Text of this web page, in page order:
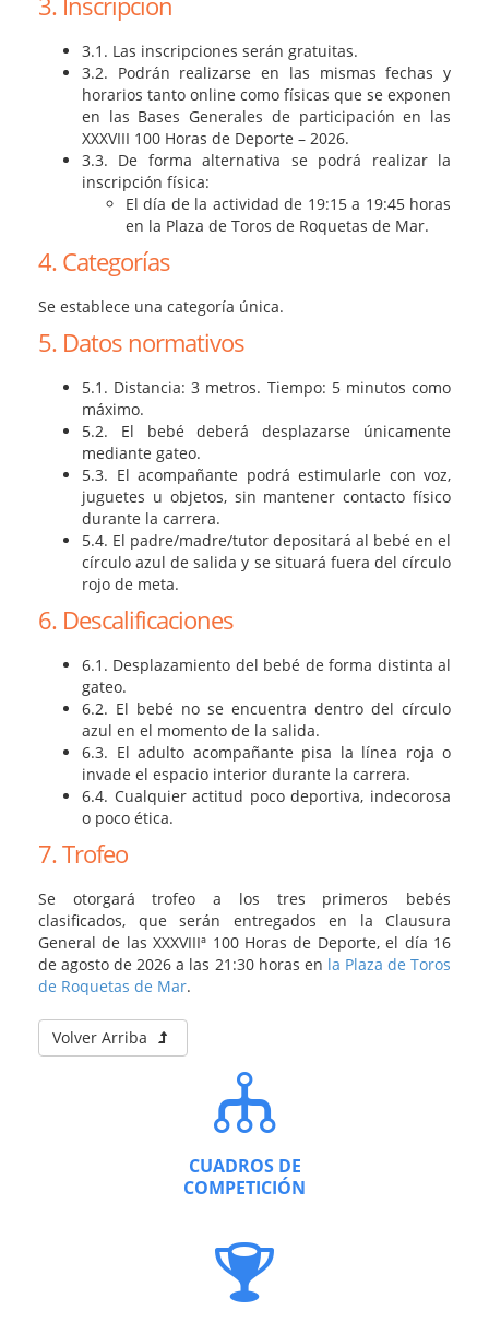
3.1. Las inscripciones serán gratuitas.
3.2. Podrán realizarse en las mismas fechas y
horarios tanto online como físicas que se exponen
en las Bases Generales de participación en las
XXXVIII 100 Horas de Deporte – 2026.
3.3. De forma alternativa se podrá realizar la
inscripción física:
El día de la actividad de 19:15 a 19:45 horas
en la Plaza de Toros de Roquetas de Mar.
4. Categorías
Se establece una categoría única.
5. Datos normativos
5.1. Distancia: 3 metros. Tiempo: 5 minutos como
máximo.
5.2. El bebé deberá desplazarse únicamente
mediante gateo.
5.3. El acompañante podrá estimularle con voz,
juguetes u objetos, sin mantener contacto físico
durante la carrera.
5.4. El padre/madre/tutor depositará al bebé en el
círculo azul de salida y se situará fuera del círculo
rojo de meta.
6. Descalificaciones
6.1. Desplazamiento del bebé de forma distinta al
gateo.
6.2. El bebé no se encuentra dentro del círculo
azul en el momento de la salida.
6.3. El adulto acompañante pisa la línea roja o
invade el espacio interior durante la carrera.
6.4. Cualquier actitud poco deportiva, indecorosa
o poco ética.
7. Trofeo
Se otorgará trofeo a los tres primeros bebés
clasificados, que serán entregados en la Clausura
General de las XXXVIIIª 100 Horas de Deporte, el día 16
de agosto de 2026 a las 21:30 horas en la Plaza de Toros
de Roquetas de Mar.
Volver Arriba
CUADROS DE
COMPETICIÓN